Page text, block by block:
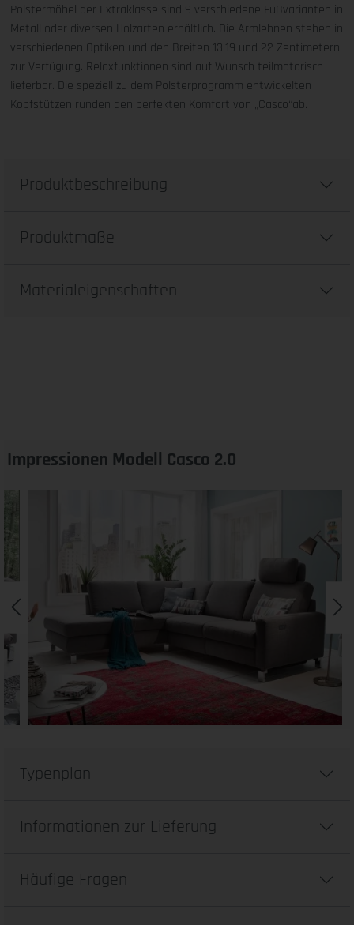
Polstermöbel der Extraklasse sind 9 verschiedene Fußvarianten in
Metall oder diversen Holzarten erhältlich. Die Armlehnen stehen in
verschiedenen Optiken und den Breiten 13,19 und 22 Zentimetern
zur Verfügung. Relaxfunktionen sind auf Wunsch teilmotorisch
lieferbar. Die speziell zu dem Polsterprogramm entwickelten
Kopfstützen runden den perfekten Komfort von „Casco“ab.
Produktbeschreibung
Produktmaße
Materialeigenschaften
Impressionen Modell Casco 2.0
Typenplan
Informationen zur Lieferung
Häufige Fragen